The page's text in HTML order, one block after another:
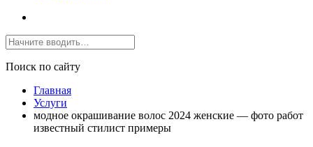
Поиск по сайту
Главная
Услуги
модное окрашивание волос 2024 женские — фото работ
известный стилист примеры